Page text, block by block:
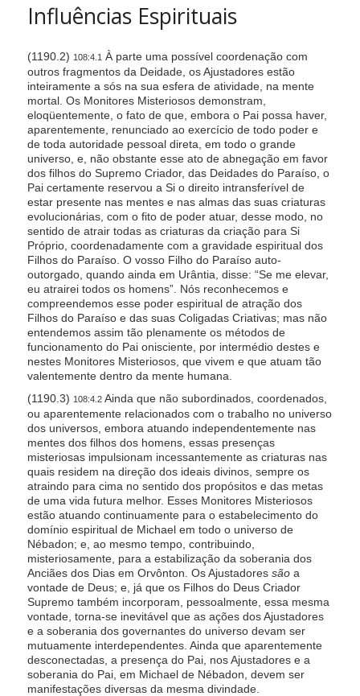
Influências Espirituais
(1190.2) 108:4.1 À parte uma possível coordenação com
outros fragmentos da Deidade, os Ajustadores estão
inteiramente a sós na sua esfera de atividade, na mente
mortal. Os Monitores Misteriosos demonstram,
eloqüentemente, o fato de que, embora o Pai possa haver,
aparentemente, renunciado ao exercício de todo poder e
de toda autoridade pessoal direta, em todo o grande
universo, e, não obstante esse ato de abnegação em favor
dos filhos do Supremo Criador, das Deidades do Paraíso, o
Pai certamente reservou a Si o direito intransferível de
estar presente nas mentes e nas almas das suas criaturas
evolucionárias, com o fito de poder atuar, desse modo, no
sentido de atrair todas as criaturas da criação para Si
Próprio, coordenadamente com a gravidade espiritual dos
Filhos do Paraíso. O vosso Filho do Paraíso auto-
outorgado, quando ainda em Urântia, disse: “Se me elevar,
eu atrairei todos os homens”. Nós reconhecemos e
compreendemos esse poder espiritual de atração dos
Filhos do Paraíso e das suas Coligadas Criativas; mas não
entendemos assim tão plenamente os métodos de
funcionamento do Pai onisciente, por intermédio destes e
nestes Monitores Misteriosos, que vivem e que atuam tão
valentemente dentro da mente humana.
(1190.3) 108:4.2Ainda que não subordinados, coordenados,
ou aparentemente relacionados com o trabalho no universo
dos universos, embora atuando independentemente nas
mentes dos filhos dos homens, essas presenças
misteriosas impulsionam incessantemente as criaturas nas
quais residem na direção dos ideais divinos, sempre os
atraindo para cima no sentido dos propósitos e das metas
de uma vida futura melhor. Esses Monitores Misteriosos
estão atuando continuamente para o estabelecimento do
domínio espiritual de Michael em todo o universo de
Nébadon; e, ao mesmo tempo, contribuindo,
misteriosamente, para a estabilização da soberania dos
Anciães dos Dias em Orvônton. Os Ajustadores sãoa
vontade de Deus; e, já que os Filhos do Deus Criador
Supremo também incorporam, pessoalmente, essa mesma
vontade, torna-se inevitável que as ações dos Ajustadores
e a soberania dos governantes do universo devam ser
mutuamente interdependentes. Ainda que aparentemente
desconectadas, a presença do Pai, nos Ajustadores e a
soberania do Pai, em Michael de Nébadon, devem ser
manifestações diversas da mesma divindade.